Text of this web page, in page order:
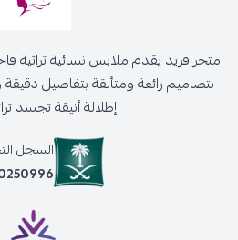
متجر فريد يقدم ملابس نسائية تراثية
بتصاميم رائعة ومتألقة بتفاصيل
إطلالة أنيقة تجسد
السجل